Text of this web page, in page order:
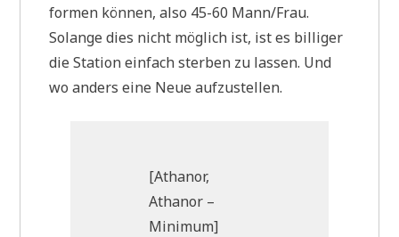
formen können, also 45-60 Mann/Frau.
Solange dies nicht möglich ist, ist es billiger
die Station einfach sterben zu lassen. Und
wo anders eine Neue aufzustellen.
[Athanor,
Athanor –
Minimum]